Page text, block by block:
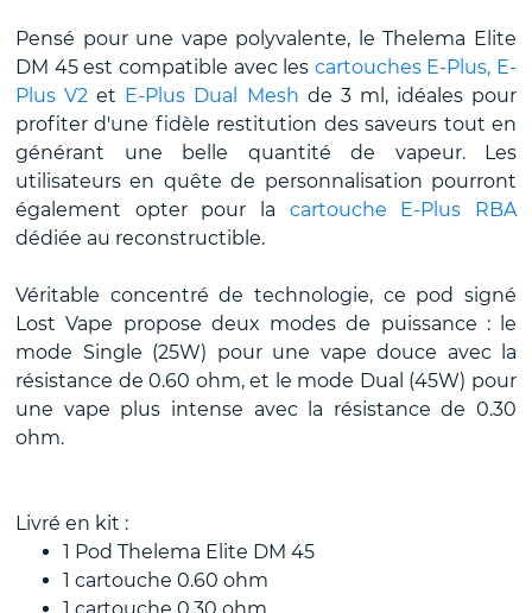
Pensé pour une vape polyvalente, le Thelema Elite
DM 45 est compatible avec les cartouches E-Plus, E-
Plus V2 et E-Plus Dual Mesh de 3 ml, idéales pour
profiter d'une fidèle restitution des saveurs tout en
générant une belle quantité de vapeur. Les
utilisateurs en quête de personnalisation pourront
également opter pour la cartouche E-Plus RBA
dédiée au reconstructible.
Véritable concentré de technologie, ce pod signé
Lost Vape propose deux modes de puissance : le
mode Single (25W) pour une vape douce avec la
résistance de 0.60 ohm, et le mode Dual (45W) pour
une vape plus intense avec la résistance de 0.30
ohm.
Livré en kit :
1 Pod Thelema Elite DM 45
1 cartouche 0.60 ohm